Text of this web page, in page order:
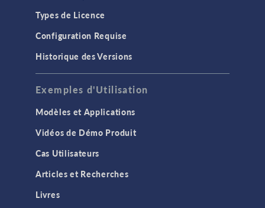
Types de Licence
Configuration Requise
Historique des Versions
Exemples d'Utilisation
Modèles et Applications
Vidéos de Démo Produit
Cas Utilisateurs
Articles et Recherches
Livres